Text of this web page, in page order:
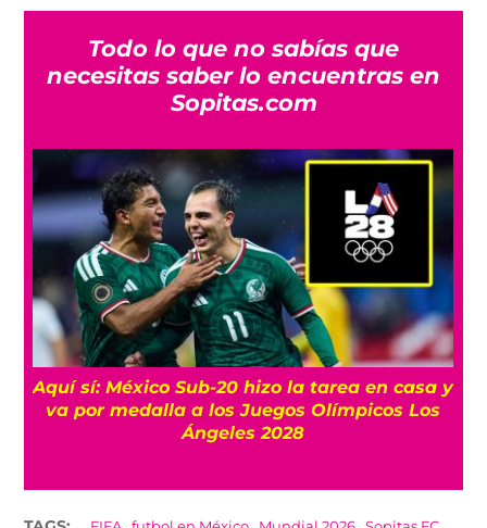
Todo lo que no sabías que
necesitas saber lo encuentras en
Sopitas.com
Aquí sí: México Sub-20 hizo la tarea en casa y
va por medalla a los Juegos Olímpicos Los
Ángeles 2028